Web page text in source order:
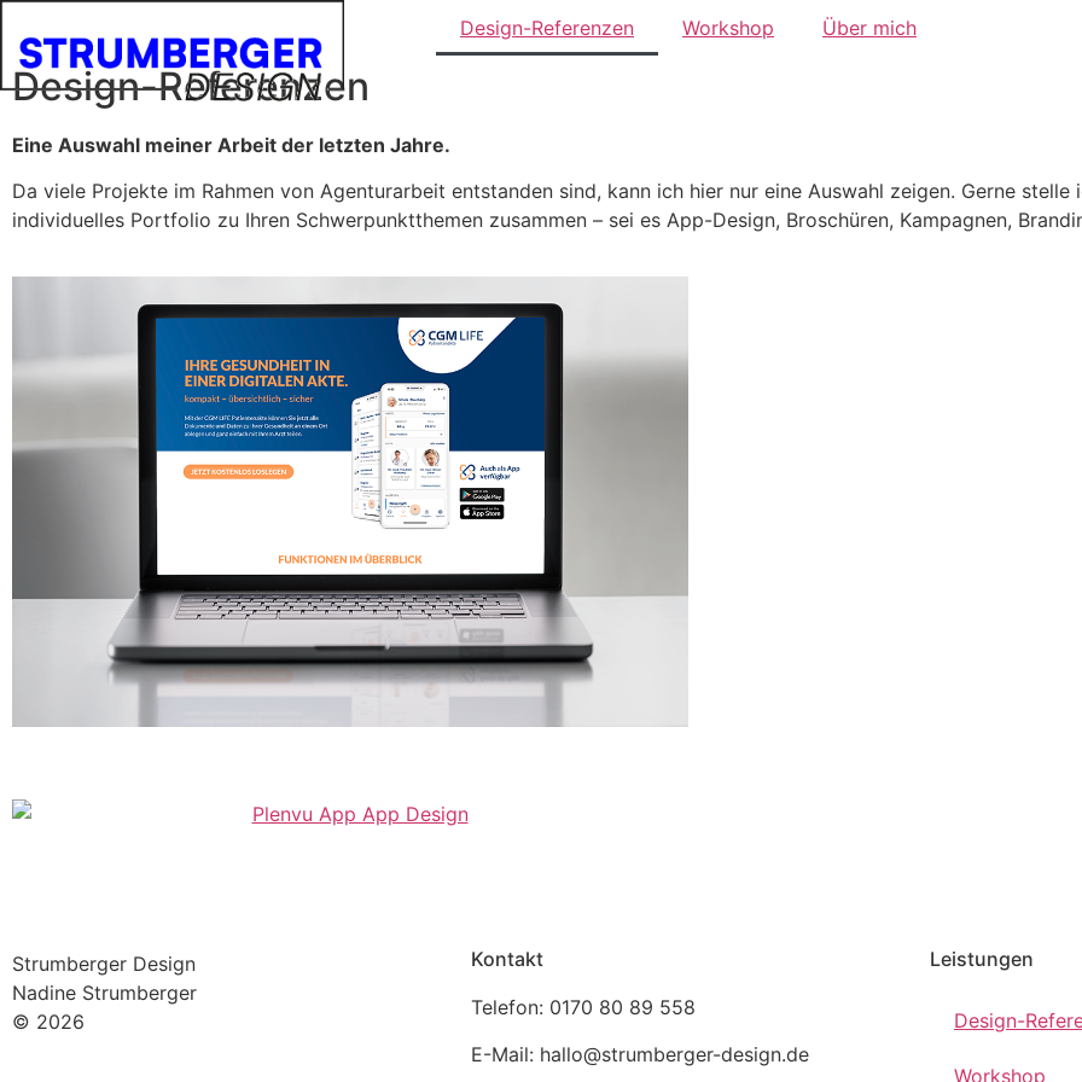
Design-Referenzen Workshop Über mich
Design-Referenzen
Eine Auswahl meiner Arbeit der letzten Jahre.
Da viele Projekte im Rahmen von Agenturarbeit entstanden sind, kann ich hier nur eine Auswahl zeigen. Gerne stelle
individuelles Portfolio zu Ihren Schwerpunktthemen zusammen – sei es App-Design, Broschüren, Kampagnen,
Strumberger Design
Nadine Strumberger
© 2026
Kontakt
Telefon: 0170 80 89 558
E-Mail: hallo@strumberger-design.de
Leistungen
Design-
Workshop